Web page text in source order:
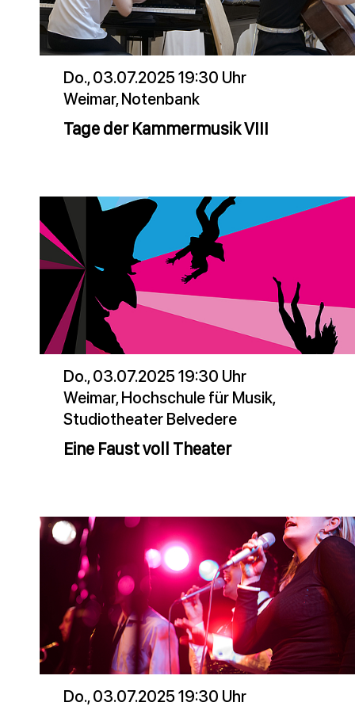
Do., 03.07.2025 19:30 Uhr
Weimar, Notenbank
Tage der Kammermusik VIII
Do., 03.07.2025 19:30 Uhr
Weimar, Hochschule für Musik,
Studiotheater Belvedere
Eine Faust voll Theater
Do., 03.07.2025 19:30 Uhr